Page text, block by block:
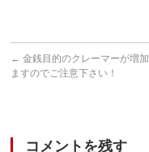
← 金銭目的のクレーマーが増
ますのでご注意下さい！
コメントを残す